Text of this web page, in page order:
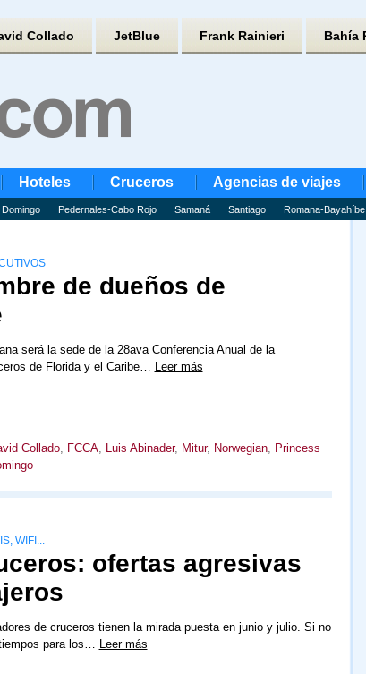
Collado JetBlue Frank Rainieri Bahía
Hoteles Cruceros Agencias de viajes
Pedernales-Cabo Rojo Samaná Santiago Romana-Bayahíbe
de dueños de
será la sede de la 28ava Conferencia Anual de la
de Florida y el Caribe… Leer más
Collado, FCCA, Luis Abinader, Mitur, Norwegian, Princess
WIFI...
ofertas agresivas
de cruceros tienen la mirada puesta en junio y julio. Si no
para los… Leer más